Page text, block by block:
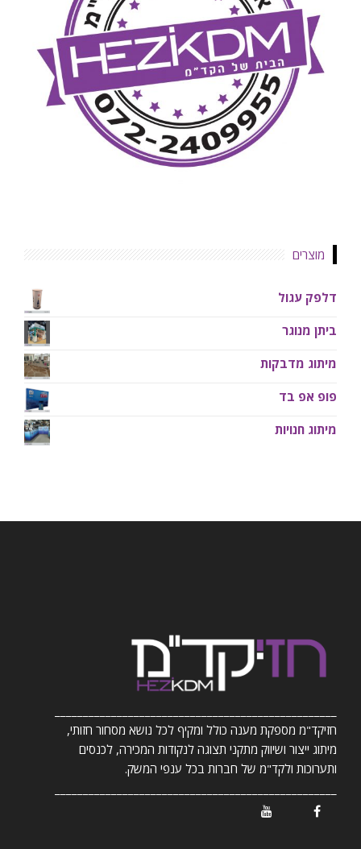
מוצרים
דלפק עגול
ביתן מנוגר
מיתוג מדבקות
פופ אפ בד
מיתוג חנויות
חזיקד"מ מספקת מענה כולל ומקיף לכל נושא מסחור חזותי,
מיתוג ייצור ושיווק מתקני תצוגה לנקודות המכירה, לכנסים
ותערוכות ולקד"מ של חברות בכל ענפי המשק.